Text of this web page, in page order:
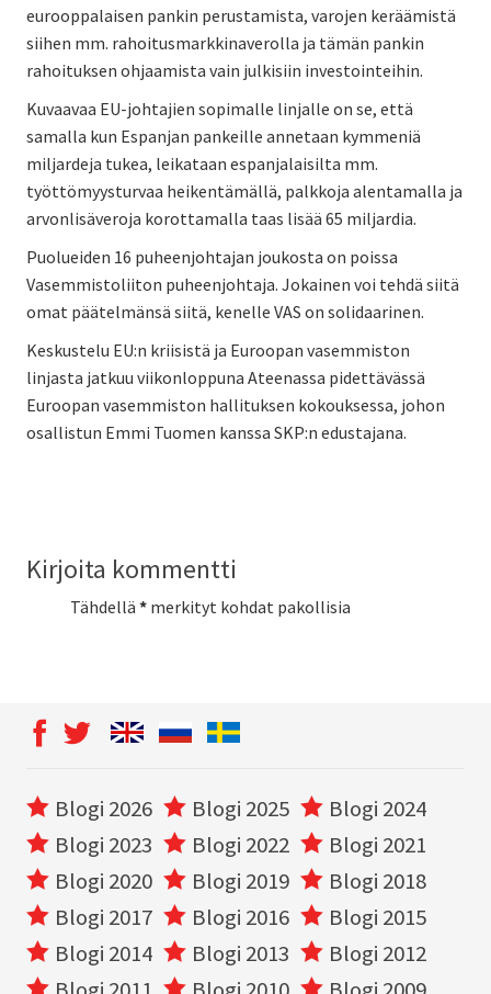
eurooppalaisen pankin perustamista, varojen keräämistä
siihen mm. rahoitusmarkkinaverolla ja tämän pankin
rahoituksen ohjaamista vain julkisiin investointeihin.
Kuvaavaa EU-johtajien sopimalle linjalle on se, että
samalla kun Espanjan pankeille annetaan kymmeniä
miljardeja tukea, leikataan espanjalaisilta mm.
työttömyysturvaa heikentämällä, palkkoja alentamalla ja
arvonlisäveroja korottamalla taas lisää 65 miljardia.
Puolueiden 16 puheenjohtajan joukosta on poissa
Vasemmistoliiton puheenjohtaja. Jokainen voi tehdä siitä
omat päätelmänsä siitä, kenelle VAS on solidaarinen.
Keskustelu EU:n kriisistä ja Euroopan vasemmiston
linjasta jatkuu viikonloppuna Ateenassa pidettävässä
Euroopan vasemmiston hallituksen kokouksessa, johon
osallistun Emmi Tuomen kanssa SKP:n edustajana.
Kirjoita kommentti
Tähdellä * merkityt kohdat pakollisia
Blogi 2026 Blogi 2025
Blogi 2024
Blogi 2023
Blogi 2022
Blogi 2021
Blogi 2020
Blogi 2019
Blogi 2018
Blogi 2017
Blogi 2016
Blogi 2015
Blogi 2014
Blogi 2013
Blogi 2012